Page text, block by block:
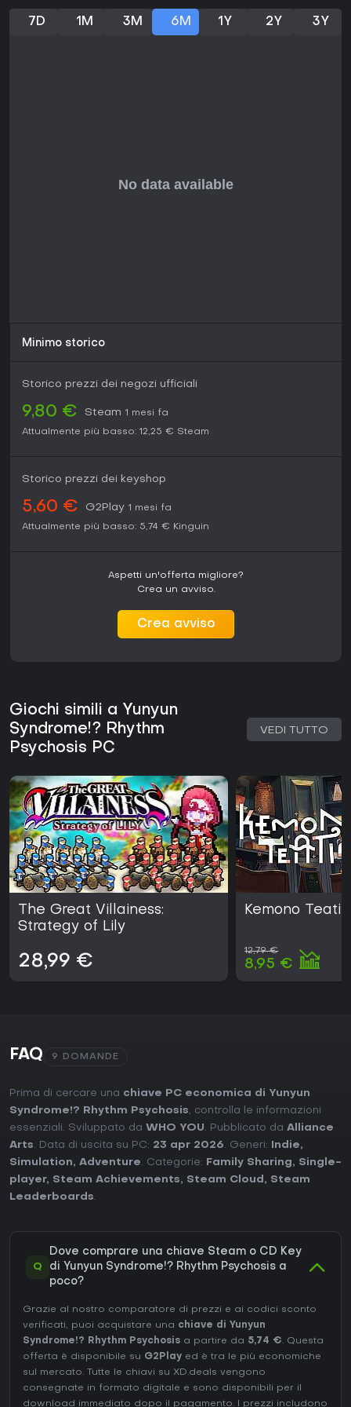
7D 1M 3M 6M 1Y 2Y 3Y
Minimo storico
Storico prezzi dei negozi ufficiali
9,80 € Steam 1 mesi fa
Attualmente più basso: 12,25 € Steam
Storico prezzi dei keyshop
5,60 € G2Play 1 mesi fa
Attualmente più basso: 5,74 € Kinguin
Aspetti un'offerta migliore?
Crea un avviso.
Crea avviso
Giochi simili a Yunyun
Syndrome!? Rhythm
Psychosis PC
VEDI TUTTO
The Great Villainess:
Strategy of Lily
28,99 €
Kemono
12,79 €
8,95 €
FAQ 9 DOMANDE
Prima di cercare una chiave PC economica di Yunyun
Syndrome!? Rhythm Psychosis, controlla le informazioni
essenziali. Sviluppato da WHO YOU. Pubblicato da Alliance
Arts. Data di uscita su PC: 23 apr 2026. Generi: Indie,
Simulation, Adventure. Categorie: Family Sharing, Single-
player, Steam Achievements, Steam Cloud , Steam
Leaderboards.
Q
Dove comprare una chiave Steam o CD Key
di Yunyun Syndrome!? Rhythm Psychosis a
poco?
Grazie al nostro comparatore di prezzi e ai codici sconto
verificati, puoi acquistare una chiave di Yunyun
Syndrome!? Rhythm Psychosis a partire da 5,74 €. Questa
offerta è disponibile su G2Play ed è tra le più economiche
sul mercato. Tutte le chiavi su XD.deals vengono
consegnate in formato digitale e sono disponibili per il
download immediato dopo il pagamento. I prezzi includono